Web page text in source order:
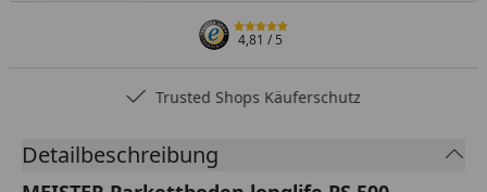
4,81/ 5
Trusted Shops Käuferschutz
Detailbeschreibung